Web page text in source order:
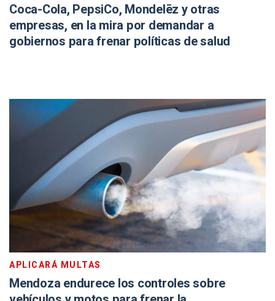
Coca-Cola, PepsiCo, Mondelēz y otras
empresas, en la mira por demandar a
gobiernos para frenar políticas de salud
APLICARÁ MULTAS
Mendoza endurece los controles sobre